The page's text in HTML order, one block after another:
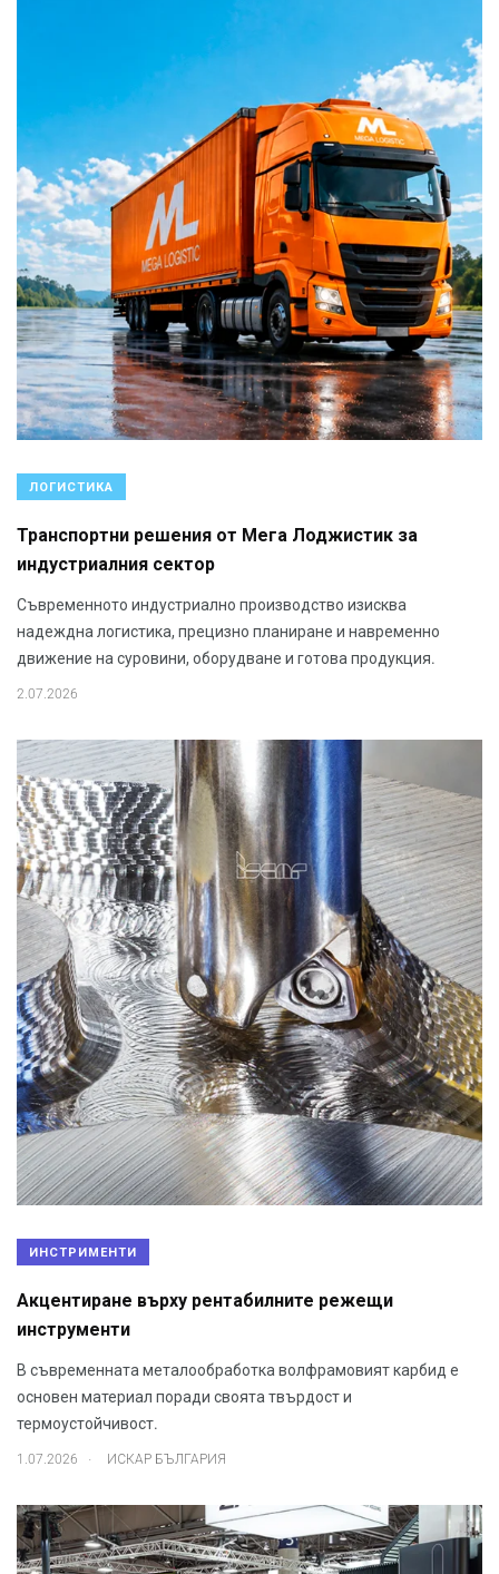
ЛОГИСТИКА
Транспортни решения от Мега Лоджистик за
индустриалния сектор
Съвременното индустриално производство изисква
надеждна логистика, прецизно планиране и навременно
движение на суровини, оборудване и готова продукция.
2.07.2026
ИНСТРИМЕНТИ
Акцентиране върху рентабилните режещи
инструменти
В съвременната металообработка волфрамовият карбид е
основен материал поради своята твърдост и
термоустойчивост.
1.07.2026 ИСКАР БЪЛГАРИЯ